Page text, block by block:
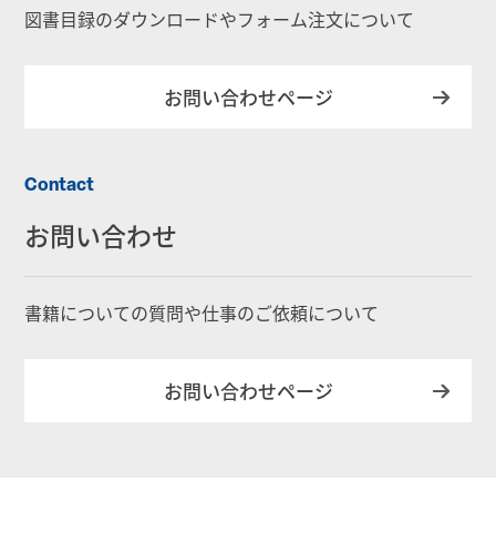
図書目録のダウンロードやフォーム注文について
お問い合わせページ
Contact
お問い合わせ
書籍についての質問や仕事のご依頼について
お問い合わせページ